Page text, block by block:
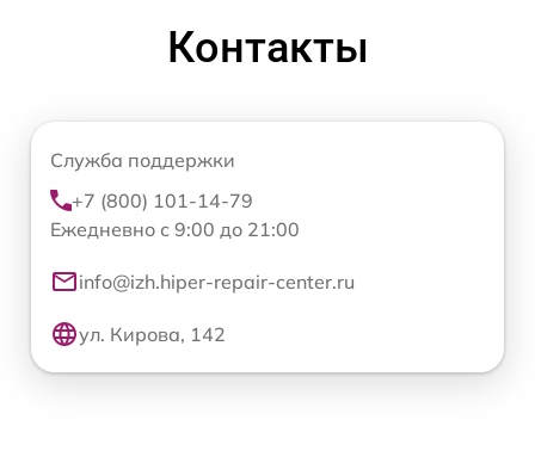
Контакты
Служба поддержки
+7 (800) 101-14-79
Ежедневно с 9:00 до 21:00
info@izh.hiper-repair-center.ru
ул. Кирова, 142